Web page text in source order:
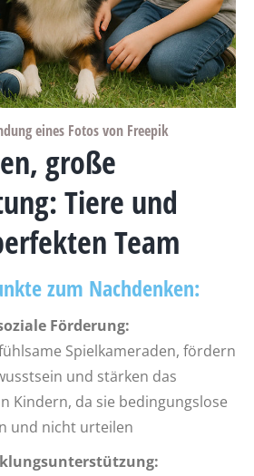
eines Fotos von Freepik
große
Tiere und
Team
zum Nachdenken:
Förderung:
Spielkameraden, fördern
und stärken das
Kindern, da sie bedingungslose
und nicht urteilen